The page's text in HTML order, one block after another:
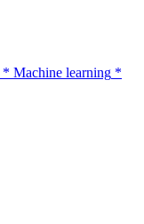
* Machine learning *